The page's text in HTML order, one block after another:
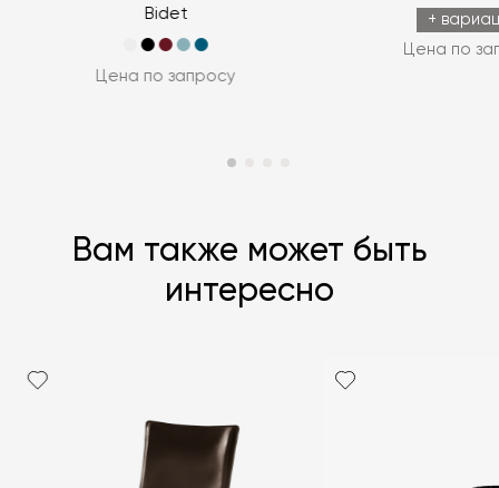
Bidet
Цена по запросу
+
Цена по
Вам также может быть
интересно